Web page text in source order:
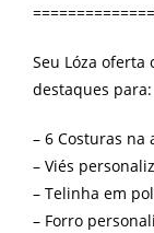
Seu Lóza
destaques para:
– 6 Costuras na
– Viés
– Telinha em
– Forro